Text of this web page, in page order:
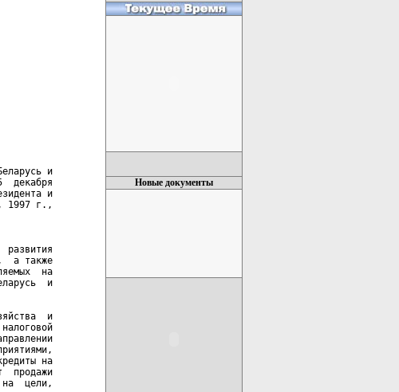
и
декабря
и
1997 г.,
развития
а также
на
и
и
на
продажи
цели,
Новые документы